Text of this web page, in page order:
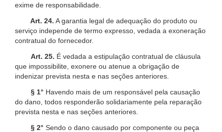
exime de responsabilidade.
Art. 24. A garantia legal de adequação do produto ou
serviço independe de termo expresso, vedada a exoneração
contratual do fornecedor.
Art. 25. É vedada a estipulação contratual de cláusula
que impossibilite, exonere ou atenue a obrigação de
indenizar prevista nesta e nas seções anteriores.
§ 1° Havendo mais de um responsável pela causação
do dano, todos responderão solidariamente pela reparação
prevista nesta e nas seções anteriores.
§ 2° Sendo o dano causado por componente ou peça